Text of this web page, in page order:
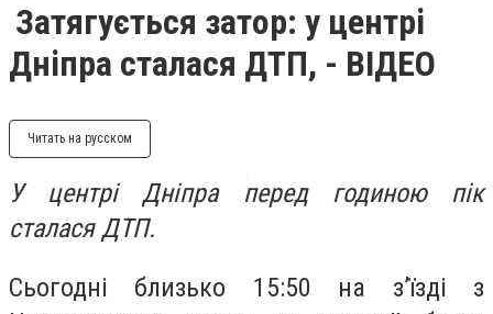
Затягується затор: у центрі
Дніпра сталася ДТП, - ВІДЕО
Читать на русском
У центрі Дніпра перед годиною пік
сталася ДТП.
Сьогодні близько 15:50 на зʼїзді з